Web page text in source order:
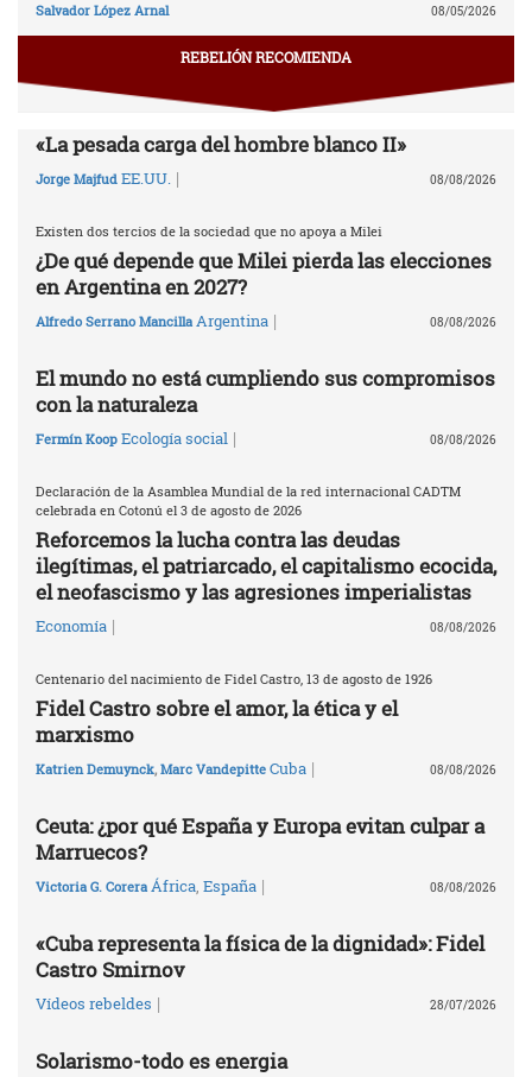
Salvador López Arnal 08/05/2026
REBELIÓN RECOMIENDA
«La pesada carga del hombre blanco II»
Jorge Majfud EE.UU. | 08/08/2026
Existen dos tercios de la sociedad que no apoya a Milei
¿De qué depende que Milei pierda las elecciones
en Argentina en 2027?
Alfredo Serrano Mancilla Argentina | 08/08/2026
El mundo no está cumpliendo sus compromisos
con la naturaleza
Fermín Koop Ecología social | 08/08/2026
Declaración de la Asamblea Mundial de la red internacional CADTM
celebrada en Cotonú el 3 de agosto de 2026
Reforcemos la lucha contra las deudas
ilegítimas, el patriarcado, el capitalismo ecocida,
el neofascismo y las agresiones imperialistas
Economía | 08/08/2026
Centenario del nacimiento de Fidel Castro, 13 de agosto de 1926
Fidel Castro sobre el amor, la ética y el
marxismo
Katrien Demuynck, Marc Vandepitte Cuba | 08/08/2026
Ceuta: ¿por qué España y Europa evitan culpar a
Marruecos?
Victoria G. Corera África España | 08/08/2026
«Cuba representa la física de la dignidad»: Fidel
Castro Smirnov
Vídeos rebeldes | 28/07/2026
Solarismo-todo es energia